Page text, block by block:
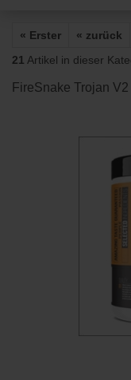
« Erster « zurück
21 Artikel in dieser
FireSnake Trojan